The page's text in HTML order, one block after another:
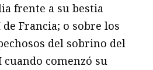
frente a su bestia
Francia; o sobre los
del sobrino del
cuando comenzó su